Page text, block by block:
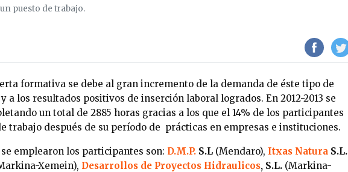
puesto de trabajo.
formativa se debe al gran incremento de la demanda de éste tipo de
a los resultados positivos de inserción laboral logrados. En 2012-2013 se
un total de 2885 horas gracias a los que el 14% de los participantes
trabajo después de su período de prácticas en empresas e instituciones.
emplearon los participantes son: D.M.P. S.L (Mendaro), Itxas Natura S.L.
Xemein), Desarrollos de Proyectos Hidraulicos, S.L. (Markina-